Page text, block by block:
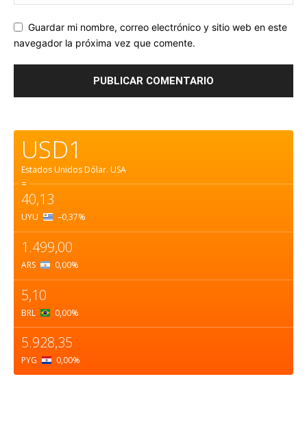
Guardar mi nombre, correo electrónico y sitio web en este
navegador la próxima vez que comente.
USD1
Estados Unidos Dólar. USA
=
40,13
UYU –0,37%
1.499,00
ARS 0,00%
5,10
BRL 0,00%
5.928,35
PYG 0,00%